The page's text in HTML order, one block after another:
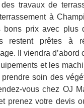
travaux de
à
prix avec plus
restent prêtes à
Il viendra d’abord
et les
prendre soin des
vous chez OJ
prenez votre devis